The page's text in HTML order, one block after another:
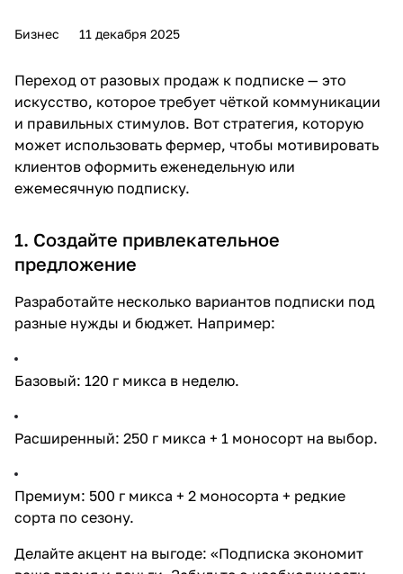
Бизнес 11 декабря 2025
Переход от разовых продаж к подписке — это
искусство, которое требует чёткой коммуникации
и правильных стимулов. Вот стратегия, которую
может использовать фермер, чтобы мотивировать
клиентов оформить еженедельную или
ежемесячную подписку.
1. Создайте привлекательное
предложение
Разработайте несколько вариантов подписки под
разные нужды и бюджет. Например:
Базовый: 120 г микса в неделю.
Расширенный: 250 г микса + 1 моносорт на выбор.
Премиум: 500 г микса + 2 моносорта + редкие
сорта по сезону.
Делайте акцент на выгоде: «Подписка экономит